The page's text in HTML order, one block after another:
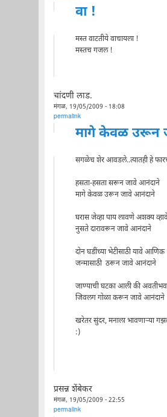
वा !
मस्त वाटतीये वाचायला !
मस्तच गजल !
चांदणी लाड.
मंगळ, 19/05/2009 - 18:08
permalink
मागे केवळ उरून
सगळेच शेर आवडले..त्यातही हे
हसता-हसता सरून जावे आनंदाने
मागे केवळ उरून जावे आनंदाने
घरास जेव्हा पाय लावणे अशक्य
नुसते दारावरून जावे आनंदाने
दोन घडींच्या भेटीसाठी यावे आणिक
जन्मासाठी ठरून जावे आनंदाने
जाण्याची घटका आली की
जिवलग गोळा करून जावे आनंदाने
खरेतर सुंदर, मनाला भावणार्‍या
:)
प्रसन्न शेंबेकर
मंगळ, 19/05/2009 - 22:55
permalink